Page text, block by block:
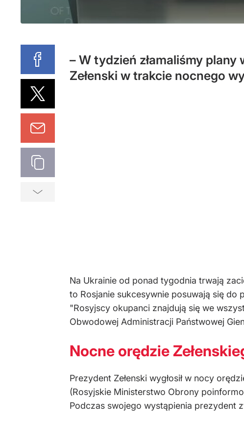
– W tydzień złamaliśmy
Zełenski w trakcie nocnego
Na Ukrainie od ponad tygodnia trwają
to Rosjanie sukcesywnie posuwają się
"Rosyjscy okupanci znajdują się we
Obwodowej Administracji Państwowej
Nocne orędzie
Prezydent Zełenski wygłosił w nocy
(Rosyjskie Ministerstwo Obrony
Podczas swojego wystąpienia prezydent